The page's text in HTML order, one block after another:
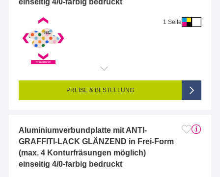
1 Seite
Endformat (bedruckte Fläche): 10 x 10 cm
Seitigkeit: 1-seitig (Vorderseite bedruckt, Rückseite unbedruckt)
4/0-farbig CMYK (vollfarbig bedruckt)
PREISE & BESTELLUNG
Aluminiumverbundplatte mit ANTI-
GRAFFITI-LACK GLÄNZEND in Frei-Form
(max. 4 Konturfräsungen möglich)
einseitig 4/0-farbig bedruckt